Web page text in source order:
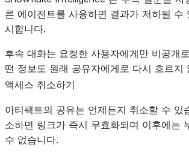
른 에이전트를 사용하면 결과가 저하될 수
시합니다.
후속 대화는 요청한 사용자에게만 비공개
떤 정보도 원래 공유자에게로 다시 흐르지
액세스 취소하기
아티팩트의 공유는 언제든지 취소할 수 있
소하면 링크가 즉시 무효화되며 이후에는
수 없습니다.